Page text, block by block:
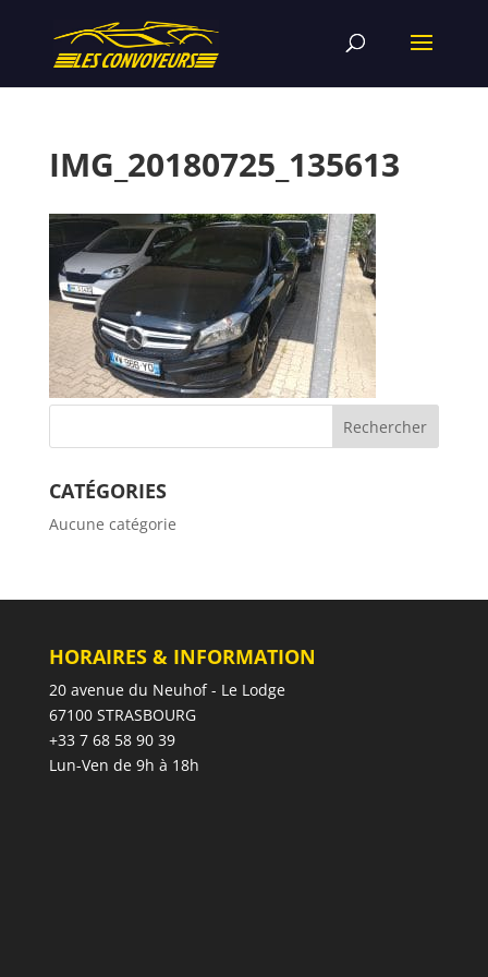
IMG_20180725_135613
CATÉGORIES
Aucune catégorie
HORAIRES & INFORMATION
20 avenue du Neuhof - Le Lodge
67100 STRASBOURG
+33 7 68 58 90 39
Lun-Ven de 9h à 18h